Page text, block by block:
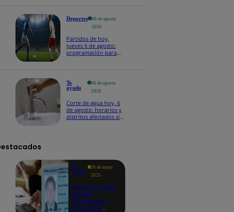
Deportes
06 de agosto
2026
Partidos de hoy,
jueves 6 de agosto:
programación para
Te
ayudo
06 de agosto
2026
Corte de agua hoy, 6
de agosto: horarios y
distritos afectados sin
Te
ayudo
26 de mayo
2025
Revisa si tienes
deudas
consultando
con tu DNI: